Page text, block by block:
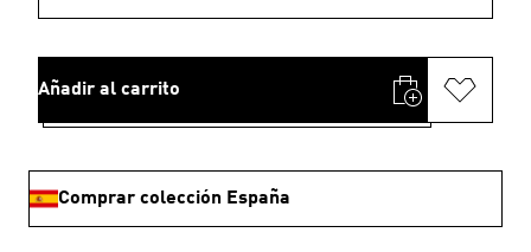
Añadir al carrito
Comprar colección España